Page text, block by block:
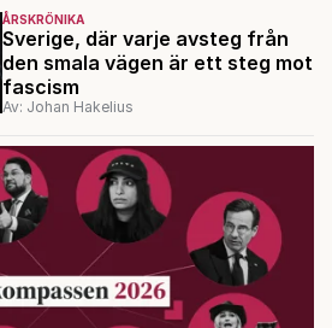
ÅRSKRÖNIKA
Sverige, där varje avsteg från
den smala vägen är ett steg mot
fascism
Av: Johan Hakelius